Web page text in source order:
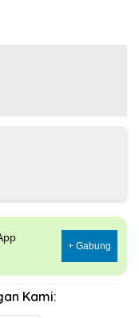
+ Gabung
Kami: